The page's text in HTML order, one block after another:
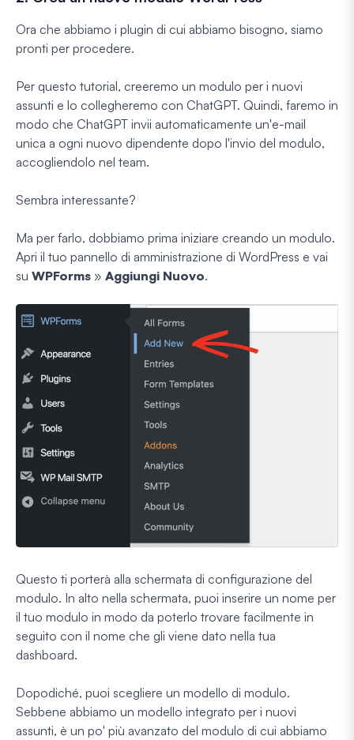
Ora che abbiamo i plugin di cui abbiamo bisogno, siamo
pronti per procedere.
Per questo tutorial, creeremo un modulo per i nuovi
assunti e lo collegheremo con ChatGPT. Quindi, faremo in
modo che ChatGPT invii automaticamente un'e-mail
unica a ogni nuovo dipendente dopo l'invio del modulo,
accogliendolo nel team.
Sembra interessante?
Ma per farlo, dobbiamo prima iniziare creando un modulo.
Apri il tuo pannello di amministrazione di WordPress e vai
su WPForms » Aggiungi Nuovo.
Questo ti porterà alla schermata di configurazione del
modulo. In alto nella schermata, puoi inserire un nome per
il tuo modulo in modo da poterlo trovare facilmente in
seguito con il nome che gli viene dato nella tua
dashboard.
Dopodiché, puoi scegliere un modello di modulo.
Sebbene abbiamo un modello integrato per i nuovi
assunti, è un po' più avanzato del modulo di cui abbiamo